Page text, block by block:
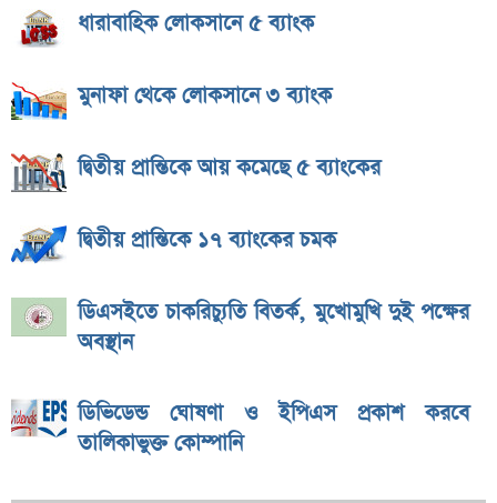
ধারাবাহিক লোকসানে ৫ ব্যাংক
মুনাফা থেকে লোকসানে ৩ ব্যাংক
দ্বিতীয় প্রান্তিকে আয় কমেছে ৫ ব্যাংকের
দ্বিতীয় প্রান্তিকে ১৭ ব্যাংকের চমক
ডিএসইতে চাকরিচ্যুতি বিতর্ক, মুখোমুখি দুই পক্ষের
অবস্থান
ডিভিডেন্ড ঘোষণা ও ইপিএস প্রকাশ করবে
তালিকাভুক্ত কোম্পানি